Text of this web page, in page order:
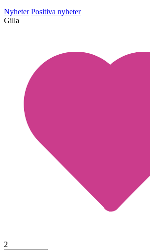
Nyheter Positiva nyheter
Gilla
2